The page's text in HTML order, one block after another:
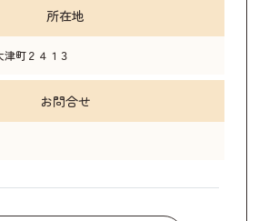
所在地
町２４１３
お問合せ